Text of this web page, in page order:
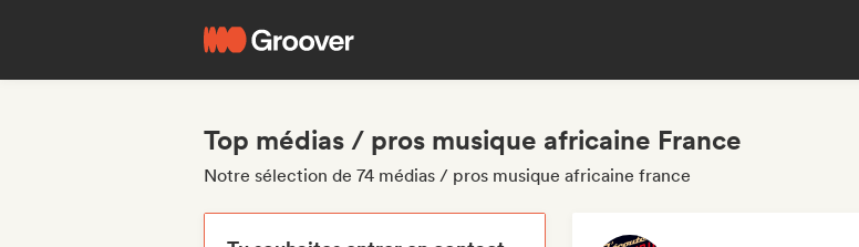
Top médias / pros musique africaine France
Notre sélection de 74 médias / pros musique africaine france